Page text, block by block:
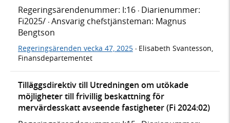
Regeringsärendenummer: I:16 · Diarienummer:
Fi2025/ · Ansvarig chefstjänsteman: Magnus
Bengtson
Regeringsärenden vecka 47, 2025 · Elisabeth Svantesson,
Finansdepartementet
Tilläggsdirektiv till Utredningen om utökade
möjligheter till frivillig beskattning för
mervärdesskatt avseende fastigheter (Fi 2024:02)